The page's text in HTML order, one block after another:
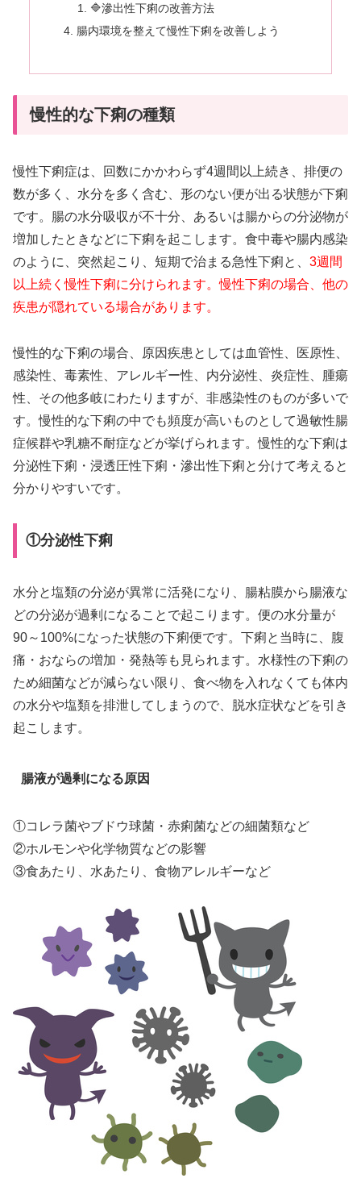
🔷滲出性下痢の改善方法
腸内環境を整えて慢性下痢を改善しよう
慢性的な下痢の種類
慢性下痢症は、回数にかかわらず4週間以上続き、排便の
数が多く、水分を多く含む、形のない便が出る状態が下痢
です。腸の水分吸収が不十分、あるいは腸からの分泌物が
増加したときなどに下痢を起こします。食中毒や腸内感染
のように、突然起こり、短期で治まる急性下痢と、 3週間
以上続く慢性下痢に分けられます。慢性下痢の場合、他の
疾患が隠れている場合があります。
慢性的な下痢の場合、原因疾患としては血管性、医原性、
感染性、毒素性、アレルギー性、内分泌性、炎症性、腫瘍
性、その他多岐にわたりますが、非感染性のものが多いで
す。慢性的な下痢の中でも頻度が高いものとして過敏性腸
症候群や乳糖不耐症などが挙げられます。慢性的な下痢は
分泌性下痢・浸透圧性下痢・滲出性下痢と分けて考えると
分かりやすいです。
①分泌性下痢
水分と塩類の分泌が異常に活発になり、腸粘膜から腸液な
どの分泌が過剰になることで起こります。便の水分量が
90～100%になった状態の下痢便です。下痢と当時に、腹
痛・おならの増加・発熱等も見られます。水様性の下痢の
ため細菌などが減らない限り、食べ物を入れなくても体内
の水分や塩類を排泄してしまうので、脱水症状などを引き
起こします。
腸液が過剰になる原因
①コレラ菌やブドウ球菌・赤痢菌などの細菌類など
②ホルモンや化学物質などの影響
③食あたり、水あたり、食物アレルギーなど